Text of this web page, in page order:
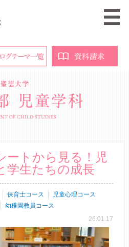
ートから見る！児
学生たちの成長
保育士コース
児童心理コース
幼稚園教員コース
26.01.17